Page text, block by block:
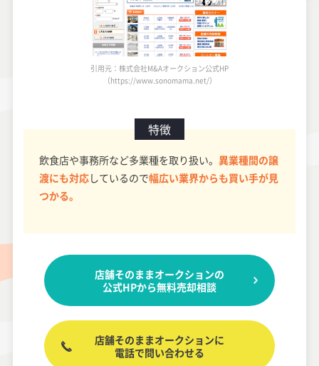
引用元：株式会社M&Aオークション公式HP
（https://www.sonomama.net/）
特徴
飲食店や事務所など多業種を取り扱い。 異業種間の譲
渡にも対応しているので幅広い業界からも買い手が見
つかる。
店舗そのままオークションの
公式HPから無料売却相談
店舗そのままオークションに
電話で問い合わせる